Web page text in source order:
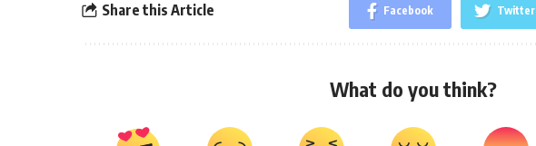
Share this Article Facebook Twitter
What do you think?